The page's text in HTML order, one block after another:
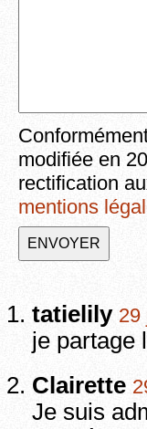
modifiée en
rectification
mentions
tatielily 29
je partage
Clairette
Je suis